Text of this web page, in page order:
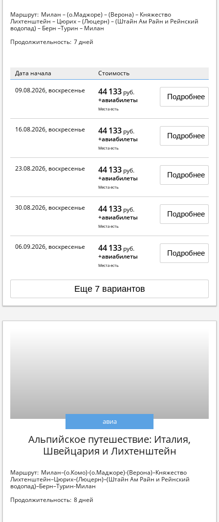
Маршрут: Милан – (о.Маджоре) – (Верона) – Княжество
Лихтенштейн – Цюрих – (Люцерн) – (Штайн Ам Райн и Рейнский
водопад) – Берн –Турин – Милан
Продолжительность: 7 дней
Дата начала Стоимость
09.08.2026, воскресенье 44 133 руб.
+авиабилеты
Места есть
Подробнее
16.08.2026, воскресенье 44 133 руб.
+авиабилеты
Места есть
Подробнее
23.08.2026, воскресенье 44 133 руб.
+авиабилеты
Места есть
Подробнее
30.08.2026, воскресенье 44 133 руб.
+авиабилеты
Места есть
Подробнее
06.09.2026, воскресенье 44 133 руб.
+авиабилеты
Места есть
Подробнее
Еще 7 вариантов
Альпийское путешествие: Италия,
Швейцария и Лихтенштейн
авиа
Маршрут: Милан–(о.Комо)-(о.Маджоре)-(Верона)–Княжество
Лихтенштейн–Цюрих–(Люцерн)–(Штайн Ам Райн и Рейнский
водопад)–Берн–Турин-Милан
Продолжительность: 8 дней